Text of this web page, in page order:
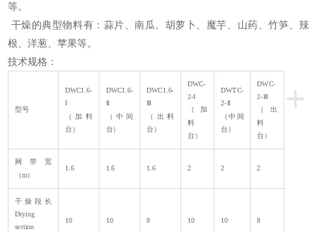
等。
干燥的典型物料有：蒜片、南瓜、胡萝卜、魔芋、山药、竹笋、辣
根、洋葱、苹果等。
技术规格：
+
型号
DWC1.6-
（加料
台）
DWC1.6-
（中间
台）
DWC1.6-
（出料
台）
DWC-
2-Ⅰ
（加
料
台）
DWTC-
2-Ⅱ
（中间
台）
DWC-
2-Ⅲ
（出
料
台）
网带宽
（m）
1.6 1.6 1.6 2 2 2
干燥段长
Drying
section
10 10 8 10 10 8